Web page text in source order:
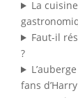
La
Faut-il
?
fans